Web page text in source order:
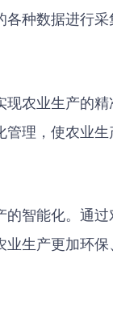
种数据进行
农业生产的
理，使农业
智能化。通
生产更加环